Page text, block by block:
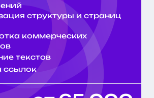
структуры и страниц
коммерческих
текстов
ссылок